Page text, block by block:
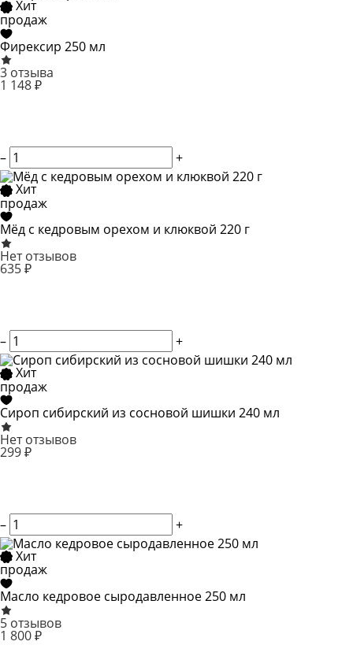
Хит
продаж
Фирексир 250 мл
3 отзыва
1 148 ₽
–
+
Хит
продаж
Мёд с кедровым орехом и клюквой 220 г
Нет отзывов
635 ₽
–
+
Хит
продаж
Сироп сибирский из сосновой шишки 240 мл
Нет отзывов
299 ₽
–
+
Хит
продаж
Масло кедровое сыродавленное 250 мл
5 отзывов
1 800 ₽